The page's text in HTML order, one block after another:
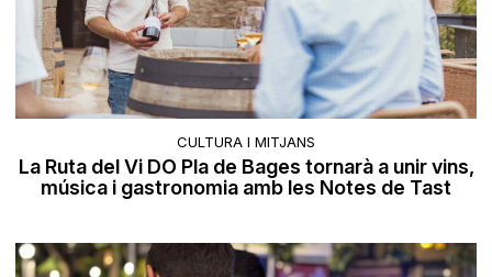
CULTURA I MITJANS
La Ruta del Vi DO Pla de Bages tornarà a unir vins,
música i gastronomia amb les Notes de Tast